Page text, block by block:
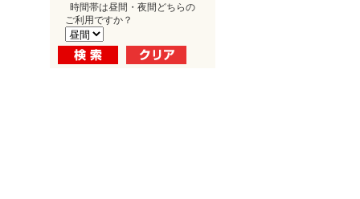
時間帯は昼間・夜間どちらの
ご利用ですか？